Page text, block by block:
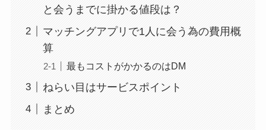
と会うまでに掛かる値段は？
マッチングアプリで1人に会う為の費用概
算
最もコストがかかるのはDM
ねらい目はサービスポイント
まとめ